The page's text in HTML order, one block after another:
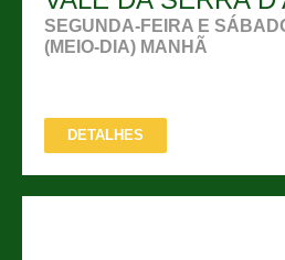
SEGUNDA-FEIRA E
(MEIO-DIA) MANHÃ
DETALHES